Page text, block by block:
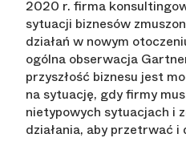
2020 r. firma
sytuacji biznesów
działań w nowym
ogólna obserwacja
przyszłość biznesu jest
na sytuację, gdy firmy
nietypowych sytuacjach i
działania, aby przetrwać i